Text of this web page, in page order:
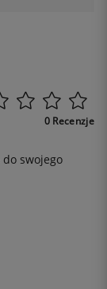
0 Recenzje
do swojego